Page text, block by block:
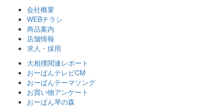
会社概要
WEBチラシ
商品案内
店舗情報
求人・採用
大相撲関連レポート
おーばんテレビCM
おーばんテーマソング
お買い物アンケート
おーばん琴の森